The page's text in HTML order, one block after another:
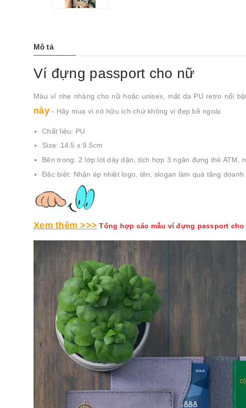
Mô tả
Ví đựng passport cho nữ
Màu ví nhẹ nhàng cho nữ hoặc unisex, mặt da PU retro nổi
này- Hãy mua vì nó hữu ích chứ không vì đẹp bề ngoài.
Chất liệu: PU
Size: 14.5 x 9.5cm
Bên trong: 2 lớp lót dày dặn, tích hợp 3 ngăn đựng thẻ ATM,
Đặc biệt: Nhận ép nhiệt logo, tên, slogan làm quà tặng doanh
Xem thêm >>> Tổng hợp các mẫu ví đựng passport